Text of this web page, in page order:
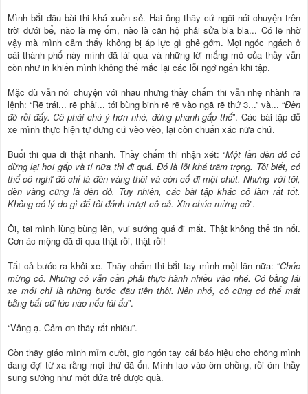
Mình bắt đầu bài thi khá xuôn sẻ. Hai ông thầy cứ ngồi nói chuyện trên
trời dưới bể, nào là mẹ ốm, nào là căn hộ phải sửa bla bla... Có lẽ nhờ
vậy mà mình cảm thấy không bị áp lực gì ghê gớm. Mọi ngóc ngách ở
cái thành phố này mình đã lái qua và những lời mắng mỏ của thầy vẫn
còn như in khiến mình không thể mắc lại các lỗi ngớ ngẩn khi tập.
Mặc dù vẫn nói chuyện với nhau nhưng thầy chấm thi vẫn nhẹ nhành ra
lệnh: “Rẽ trái... rẽ phải... tới bùng binh rẽ rẽ vào ngã rẽ thứ 3...” và... “Đèn
đỏ rồi đấy. Cô phải chú ý hơn nhé, đừng phanh gấp thế”. Các bài tập đỗ
xe mình thực hiện tự dưng cứ vèo vèo, lại còn chuẩn xác nữa chứ.
Buổi thi qua đi thật nhanh. Thầy chấm thi nhận xét: “Một lần đèn đỏ cô
dừng lại hơi gấp và tí nữa thì đi quá. Đó là lỗi khá trầm trọng. Tôi biết, có
thể cô nghĩ đó chỉ là đèn vàng thôi và còn cố đi một chút. Nhưng với tôi,
đèn vàng cũng là đèn đỏ. Tuy nhiên, các bài tập khác cô làm rất tốt.
Không có lý do gì để tôi đánh trượt cô cả. Xin chúc mừng cô”.
Ôi, tai mình lùng bùng lên, vui sướng quá đi mất. Thật không thể tin nổi.
Cơn ác mộng đã đi qua thật rồi, thật rồi!
Tất cả bước ra khỏi xe. Thầy chấm thi bắt tay mình một lần nữa: “Chúc
mừng cô. Nhưng cô vẫn cần phải thực hành nhiều vào nhé. Có bằng lái
xe mới chỉ là những bước đầu tiên thôi. Nên nhớ, cô cũng có thể mất
bằng bất cứ lúc nào nếu lái ẩu”.
“Vâng ạ. Cảm ơn thầy rất nhiều”.
Còn thầy giáo mình mỉm cười, giơ ngón tay cái báo hiệu cho chồng mình
đang đợi từ xa rằng mọi thứ đã ổn. Mình lao vào ôm chồng, rồi ôm thầy
sung sướng như một đứa trẻ được quà.